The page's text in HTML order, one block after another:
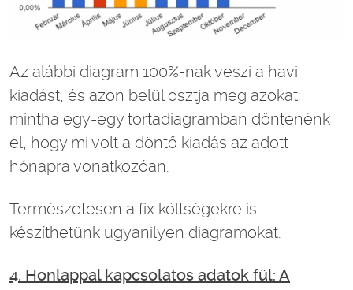
Az alábbi diagram 100%-nak veszi a havi
kiadást, és azon belül osztja meg azokat:
mintha egy-egy tortadiagramban döntenénk
el, hogy mi volt a döntő kiadás az adott
hónapra vonatkozóan.
Természetesen a fix költségekre is
készíthetünk ugyanilyen diagramokat.
4. Honlappal kapcsolatos adatok fül: A